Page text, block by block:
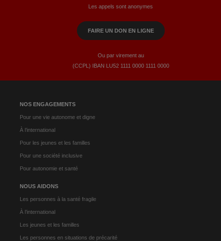
NOS ENGAGEMENTS
Pour une vie autonome et digne
À l’international
Pour les jeunes et les familles
Pour une société inclusive
Pour autonomie et santé
NOUS AIDONS
Les personnes à la santé fragile
À l’international
Les jeunes et les familles
Les personnes en situations de précarité
Les appels sont anonymes
FAIRE UN DON EN LIGNE
Ou par virement au
(CCPL) IBAN LU52​ 1111​ 0000​ 1111​ 0000